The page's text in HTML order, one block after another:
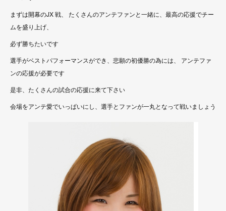
まずは開幕のJX 戦、 たくさんのアンテファンと一緒に、最高の応援でチー
ムを盛り上げ、
必ず勝ちたいです
選手がベストパフォーマンスができ、悲願の初優勝の為には、 アンテファ
ンの応援が必要です
是非、たくさんの試合の応援に来て下さい
会場をアンテ愛でいっぱいにし、選手とファンが一丸となって戦いましょう